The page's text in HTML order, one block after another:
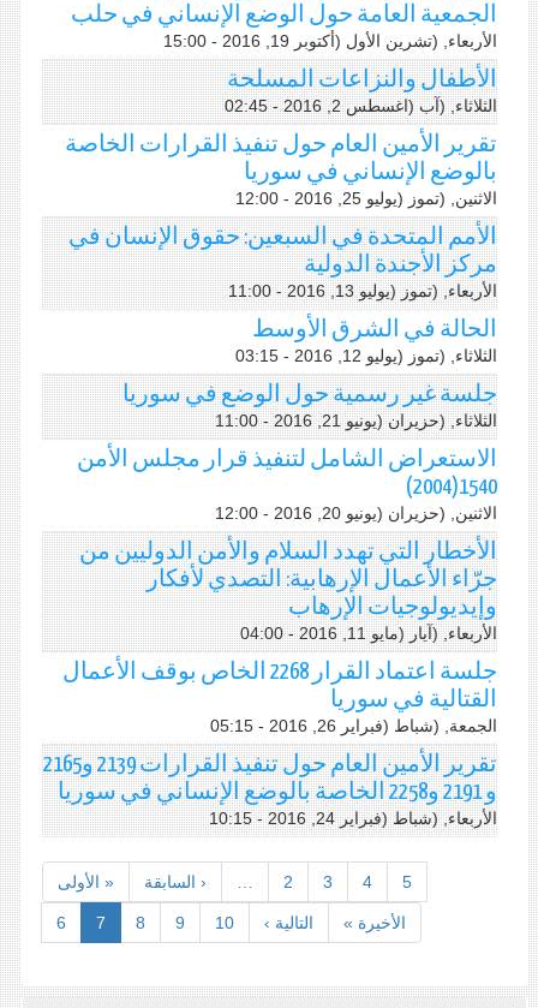
الجمعية العامة حول الوضع الإنساني في حلب
الأربعاء, (تشرين اﻷول (أكتوبر 19, 2016 - 15:00
الأطفال والنزاعات المسلحة
الثلاثاء, (آب (اغسطس 2, 2016 - 02:45
تقرير الأمين العام حول تنفيذ القرارات الخاصة
بالوضع الإنساني في سوريا
الاثنين, (تموز (يوليو 25, 2016 - 12:00
الأمم المتحدة في السبعين: حقوق الإنسان في
مركز الأجندة الدولية
الأربعاء, (تموز (يوليو 13, 2016 - 11:00
الحالة في الشرق الأوسط
الثلاثاء, (تموز (يوليو 12, 2016 - 03:15
جلسة غير رسمية حول الوضع في سوريا
الثلاثاء, (حزيران (يونيو 21, 2016 - 11:00
الاستعراض الشامل لتنفيذ قرار مجلس الأمن
1540(2004)
الاثنين, (حزيران (يونيو 20, 2016 - 12:00
الأخطار التي تهدد السلام والأمن الدوليين من
جرّاء الأعمال الإرهابية: التصدي لأفكار
وإيديولوجيات الإرهاب
الأربعاء, (آيار (مايو 11, 2016 - 04:00
جلسة اعتماد القرار 2268 الخاص بوقف الأعمال
القتالية في سوريا
الجمعة, (شباط (فبراير 26, 2016 - 05:15
تقرير الأمين العام حول تنفيذ القرارات 2139 و2165
و 2191 و2258 الخاصة بالوضع الإنساني في سوريا
الأربعاء, (شباط (فبراير 24, 2016 - 10:15
« الأولى ‹ السابقة 2 3 4 5
6 7 8 9 10 التالية › الأخيرة »